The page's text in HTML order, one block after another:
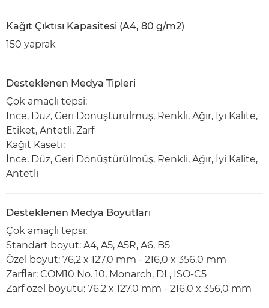
Kağıt Çıktısı Kapasitesi (A4, 80 g/m2)
150 yaprak
Desteklenen Medya Tipleri
Çok amaçlı tepsi:
İnce, Düz, Geri Dönüştürülmüş, Renkli, Ağır, İyi Kalite,
Etiket, Antetli, Zarf
Kağıt Kaseti:
İnce, Düz, Geri Dönüştürülmüş, Renkli, Ağır, İyi Kalite,
Antetli
Desteklenen Medya Boyutları
Çok amaçlı tepsi:
Standart boyut: A4, A5, A5R, A6, B5
Özel boyut: 76,2 x 127,0 mm - 216,0 x 356,0 mm
Zarflar: COM10 No. 10, Monarch, DL, ISO-C5
Zarf özel boyutu: 76,2 x 127,0 mm - 216,0 x 356,0 mm